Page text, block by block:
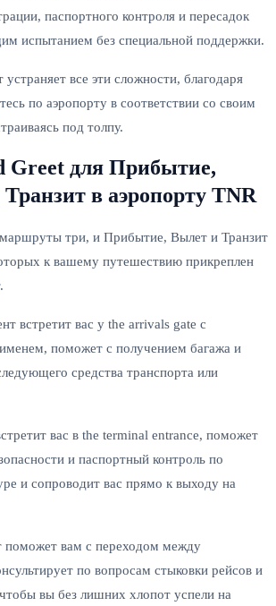
паспортного контроля и пересадок
испытанием без специальной поддержки.
все эти сложности, благодаря
по аэропорту в соответствии со своим
под толпу.
Greet для Прибытие,
в аэропорту TNR
три, и Прибытие, Вылет и Транзит
к вашему путешествию прикреплен
встретит вас у the arrivals gate с
поможет с получением багажа и
средства транспорта или
вас в the terminal entrance, поможет
и паспортный контроль по
и сопроводит вас прямо к выходу на
поможет вам с переходом между
по вопросам стыковки рейсов и
вы без лишних хлопот успели на